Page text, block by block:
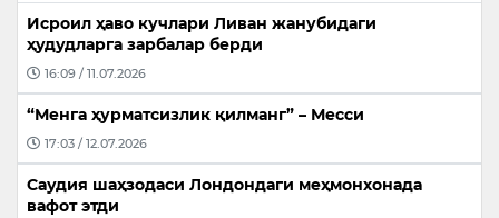
Исроил ҳаво кучлари Ливан жанубидаги
ҳудудларга зарбалар берди
16:09 / 11.07.2026
“Менга ҳурматсизлик қилманг” – Месси
17:03 / 12.07.2026
Саудия шаҳзодаси Лондондаги меҳмонхонада
вафот этди